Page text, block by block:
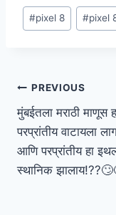
#pixel 8 #pixel
PREVIOUS
मुंबईतला मराठी माणूस
परप्रांतीय वाटायला
आणि परप्रांतीय हा
स्थानिक